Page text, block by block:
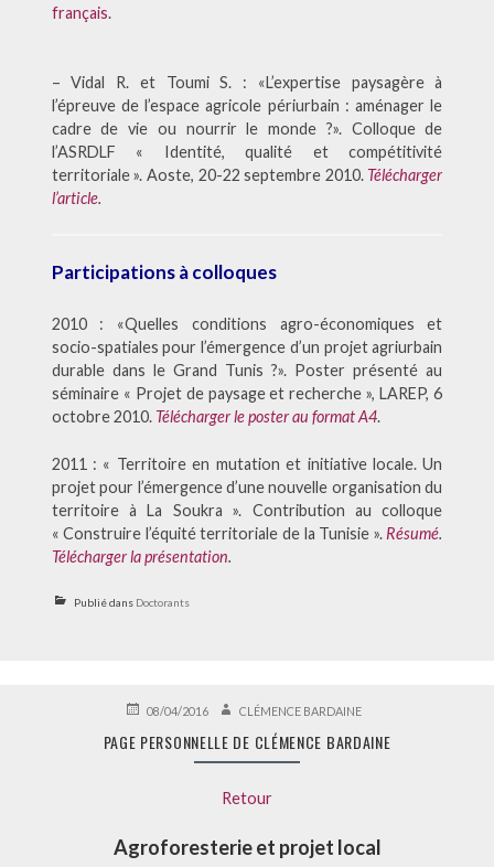
français.
– Vidal R. et Toumi S. : «L’expertise paysagère à
l’épreuve de l’espace agricole périurbain : aménager le
cadre de vie ou nourrir le monde ?». Colloque de
l’ASRDLF « Identité, qualité et compétitivité
territoriale ». Aoste, 20-22 septembre 2010. Télécharger
l’article.
Participations à colloques
2010 : «Quelles conditions agro-économiques et
socio-spatiales pour l’émergence d’un projet agriurbain
durable dans le Grand Tunis ?». Poster présenté au
séminaire « Projet de paysage et recherche », LAREP, 6
octobre 2010. Télécharger le poster au format A4.
2011 : « Territoire en mutation et initiative locale. Un
projet pour l’émergence d’une nouvelle organisation du
territoire à La Soukra ». Contribution au colloque
« Construire l’équité territoriale de la Tunisie ». Résumé.
Télécharger la présentation.
Publié dans Doctorants
PUBLIÉ08/04/2016 AUTEUR
CLÉMENCE BARDAINE
PAGE PERSONNELLE DE CLÉMENCE BARDAINE
Retour
Agroforesterie et projet local